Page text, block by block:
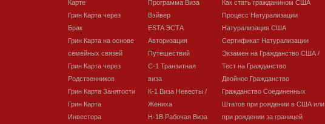
Карте
Грин Карта через
Брак
Грин Карта на основе
семейных связей
Грин Карта через
Родственников
Грин Карта Занятости
Грин Карта
Инвестора
Программа Виза
Вэйвер
ESTA ЭСТА
Авторизация
Путешествий
C-1 Транзитная
виза
К-1 Виза Невесты /
Жениха
H-1B Рабочая Виза
Как стать гражданином США
Процесс Натурализации
Натурализация США
Сертификат Натурализации
Экзамен на Гражданство США /
Тест на Гражданство
Двойное Гражданство
Гражданство Соединенных
Штатов при рождении в США или
при рождении за границей